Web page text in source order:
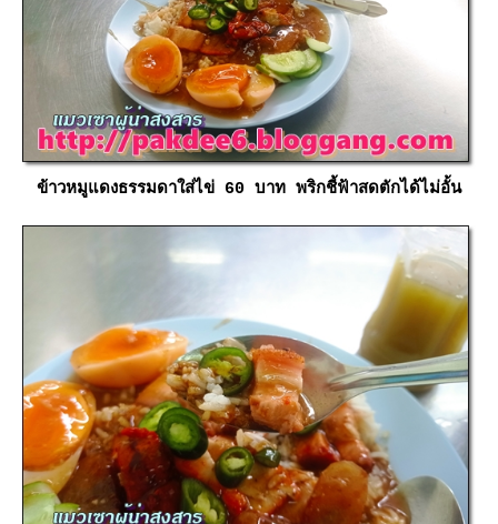
ข้าวหมูแดงธรรมดาใส่ไข่ 60 บาท พริกชี้ฟ้าสดตักได้ไม่อั้น